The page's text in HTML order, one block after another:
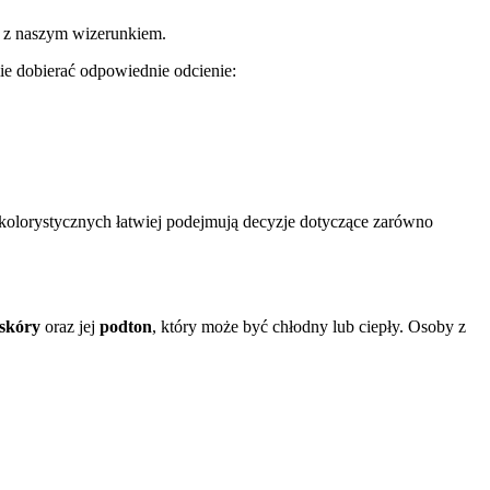
naszym wizerunkiem.
dobierać odpowiednie odcienie:
łatwiej podejmują decyzje dotyczące zarówno
oraz jej podton, który może być chłodny lub ciepły. Osoby z